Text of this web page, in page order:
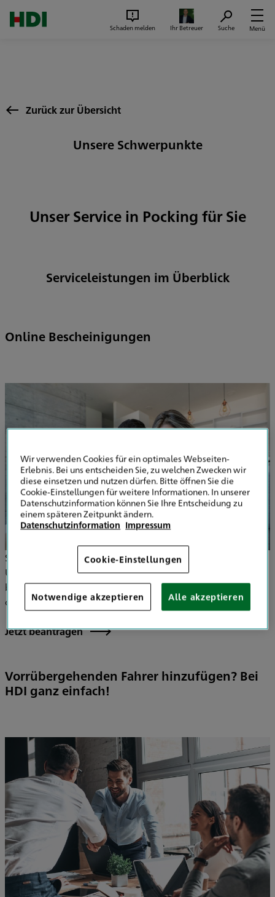
Schaden melden Ihr Betreuer Suche Menü
Zurück zur Übersicht
Unsere Schwerpunkte
Unser Service in Pocking für Sie
Serviceleistungen im Überblick
Online Bescheinigungen
Sie benötigen eine Bescheinigung für den nächsten
Urlaub oder ein Duplikat einer Versicherungspolice? Dann
beantragen Sie Ihre Bescheinigungen ganz bequem
online.
Jetzt beantragen
Vorrübergehenden Fahrer hinzufügen? Bei
HDI ganz einfach!
Wir verwenden Cookies für ein optimales Webseiten-
Erlebnis. Bei uns entscheiden Sie, zu welchen Zwecken wir
diese einsetzen und nutzen dürfen. Bitte öffnen Sie die
Cookie-Einstellungen für weitere Informationen. In unserer
Datenschutzinformation können Sie Ihre Entscheidung zu
einem späteren Zeitpunkt ändern.
Datenschutzinformation Impressum
Cookie-Einstellungen
Notwendige akzeptieren Alle akzeptieren